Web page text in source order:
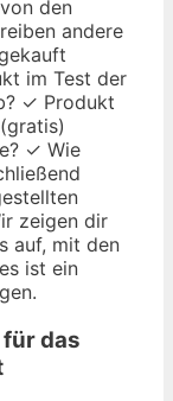
den
andere
im Test der
✓ Produkt
✓ Wie
zeigen dir
auf, mit den
ist ein
das